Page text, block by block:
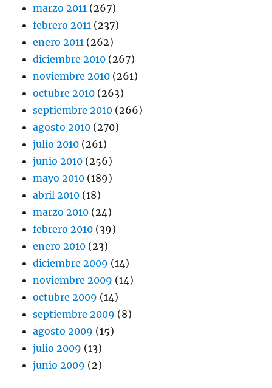
marzo 2011 (267)
febrero 2011 (237)
enero 2011 (262)
diciembre 2010 (267)
noviembre 2010 (261)
octubre 2010 (263)
septiembre 2010 (266)
agosto 2010 (270)
julio 2010 (261)
junio 2010 (256)
mayo 2010 (189)
abril 2010 (18)
marzo 2010 (24)
febrero 2010 (39)
enero 2010 (23)
diciembre 2009 (14)
noviembre 2009 (14)
octubre 2009 (14)
septiembre 2009 (8)
agosto 2009 (15)
julio 2009 (13)
junio 2009 (2)